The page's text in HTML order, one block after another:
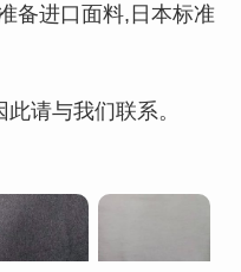
备进口面料,日本标准
请与我们联系。